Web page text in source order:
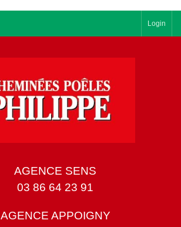
Login
AGENCE SENS
03 86 64 23 91
AGENCE APPOIGNY